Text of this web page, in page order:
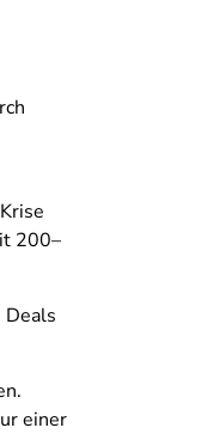
200–
Deals
einer